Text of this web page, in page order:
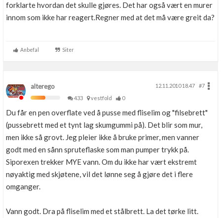
forklarte hvordan det skulle gjøres. Det har også vært en murer
innom som ikke har reagert.Regner med at det må være greit da?
Anbefal Siter
alterego 12.11.2010 18.47
#7
433
vestfold 0
Du får en pen overflate ved å pusse med fliselim og "filsebrett"
(pussebrett med et tynt lag skumgummi på). Det blir som mur,
men ikke så grovt. Jeg pleier ikke å bruke primer, men vanner
godt med en sånn spruteflaske som man pumper trykk på.
Siporexen trekker MYE vann. Om du ikke har vært ekstremt
nøyaktig med skjøtene, vil det lønne seg å gjøre det i flere
omganger.
Vann godt. Dra på fliselim med et stålbrett. La det tørke litt.